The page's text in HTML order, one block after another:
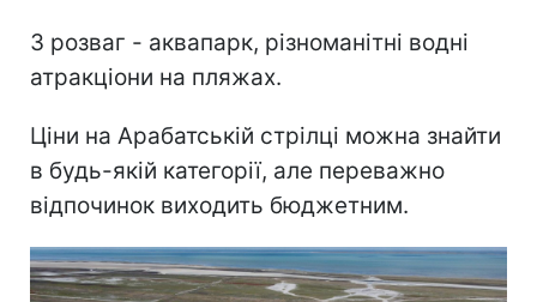
З розваг - аквапарк, різноманітні водні
атракціони на пляжах.
Ціни на Арабатській стрілці можна знайти
в будь-якій категорії, але переважно
відпочинок виходить бюджетним.